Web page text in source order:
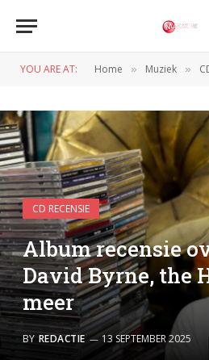
YOU ARE AT: Home » Muziek »
CD RECENSIE
Album recensie
David Byrne, the
meer
BY REDACTIE 13 SEPTEMBER 2025